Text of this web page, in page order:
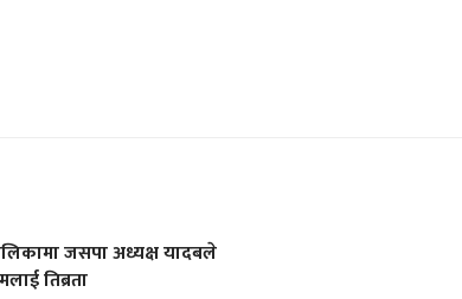
जसपा अध्यक्ष यादबले
तिब्रता